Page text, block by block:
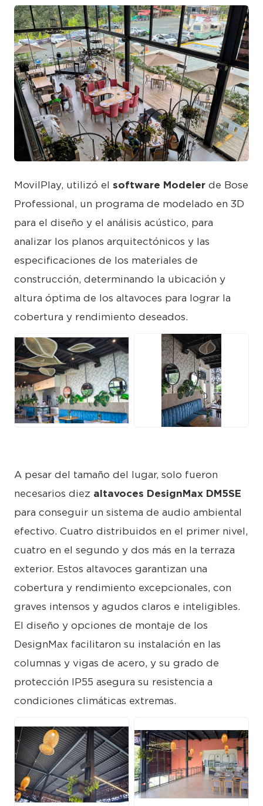
JPG
MovilPlay, utilizó el software Modeler de Bose
Professional, un programa de modelado en 3D
para el diseño y el análisis acústico, para
analizar los planos arquitectónicos y las
especificaciones de los materiales de
construcción, determinando la ubicación y
altura óptima de los altavoces para lograr la
cobertura y rendimiento deseados.
JPG JPG
A pesar del tamaño del lugar, solo fueron
necesarios diez altavoces DesignMax DM5SE
para conseguir un sistema de audio ambiental
efectivo. Cuatro distribuidos en el primer nivel,
cuatro en el segundo y dos más en la terraza
exterior. Estos altavoces garantizan una
cobertura y rendimiento excepcionales, con
graves intensos y agudos claros e inteligibles.
El diseño y opciones de montaje de los
DesignMax facilitaron su instalación en las
columnas y vigas de acero, y su grado de
protección IP55 asegura su resistencia a
condiciones climáticas extremas.
JPG JPG